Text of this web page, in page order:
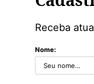
Receba
Nome: